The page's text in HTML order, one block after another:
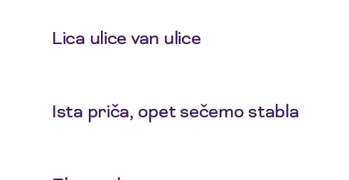
Lica ulice van ulice
Ista priča, opet sečemo stabla